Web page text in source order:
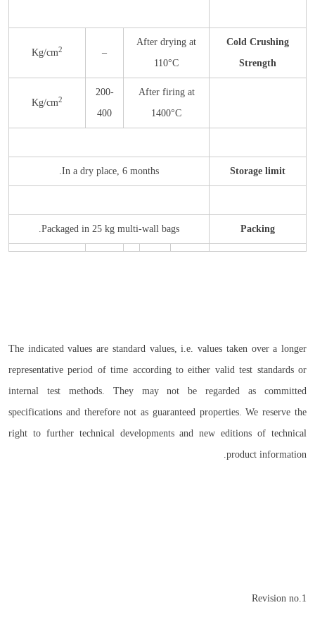
Cold Crushing
Strength
After drying at
110°C
–
Kg/cm2
After firing at
1400°C
200-
400
Kg/cm2
Storage limit
In a dry place, 6 months.
Packing
Packaged in 25 kg multi-wall bags.
The indicated values are standard values, i.e. values taken over a longer
representative period of time according to either valid test standards or
internal test methods. They may not be regarded as committed
specifications and therefore not as guaranteed properties. We reserve the
right to further technical developments and new editions of technical
product information.
Revision no.1